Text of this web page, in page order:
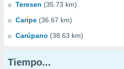
Teresen (35.73 km)
Caripe (36.67 km)
Carúpano (38.63 km)
Tiempo...